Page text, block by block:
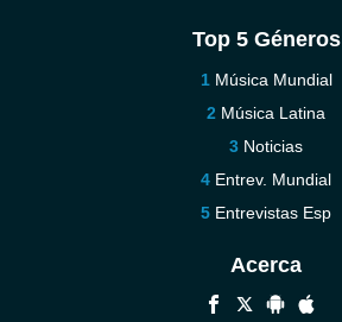
Top 5 Géneros
Música Mundial
Música Latina
Noticias
Entrev. Mundial
Entrevistas Esp
Acerca